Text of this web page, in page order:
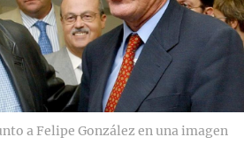
a Felipe González en una imagen